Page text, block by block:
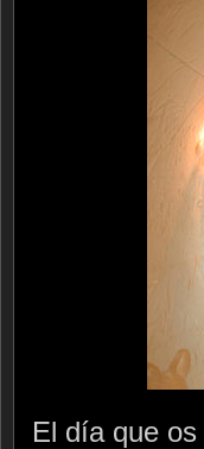
El día que os